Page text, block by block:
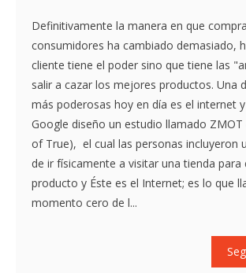
Definitivamente la manera en que
consumidores ha cambiado demasiado,
cliente tiene el poder sino que tiene las
salir a cazar los mejores productos. Una
más poderosas hoy en día es el internet
Google diseño un estudio llamado
of True), el cual las personas incluyeron
de ir físicamente a visitar una tienda para
producto y Éste es el Internet; es lo que
momento cero de l...